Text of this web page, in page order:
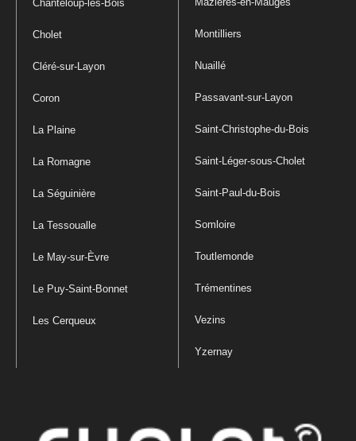
Chanteloup-les-Bois
Cholet
Cléré-sur-Layon
Coron
La Plaine
La Romagne
La Séguinière
La Tessoualle
Le May-sur-Èvre
Le Puy-Saint-Bonnet
Les Cerqueux
Montilliers
Nuaillé
Passavant-sur-Layon
Saint-Christophe-du-Bois
Saint-Léger-sous-Cholet
Saint-Paul-du-Bois
Somloire
Toutlemonde
Trémentines
Vezins
Yzernay